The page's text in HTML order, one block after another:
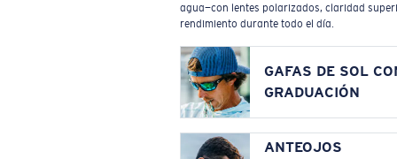
agua—con lentes polarizados, claridad
rendimiento durante todo el día.
GAFAS DE SOL
GRADUACIÓN
ANTEOJOS